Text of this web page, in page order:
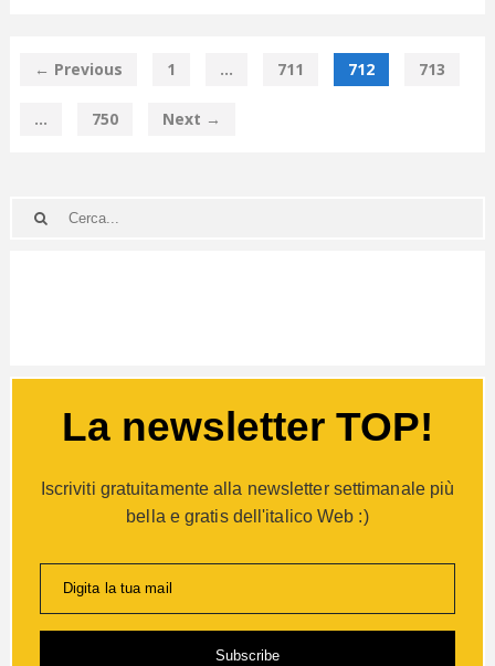
← Previous 1 … 711 712 713
… 750 Next →
La newsletter TOP!
Iscriviti gratuitamente alla newsletter settimanale più
bella e gratis dell'italico Web :)
Digita la tua mail
Subscribe